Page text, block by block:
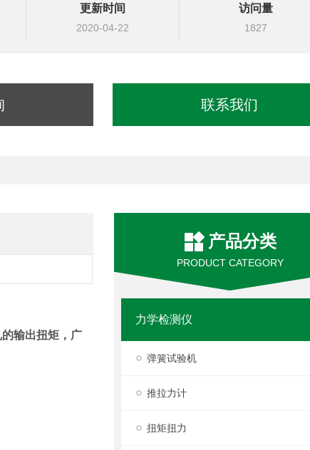
更新时间
2020-04-22
访问量
1827
联系我们
产品分类
PRODUCT CATEGORY
力学检测仪
弹簧试验机
推拉力计
扭矩扭力
输出扭矩，广